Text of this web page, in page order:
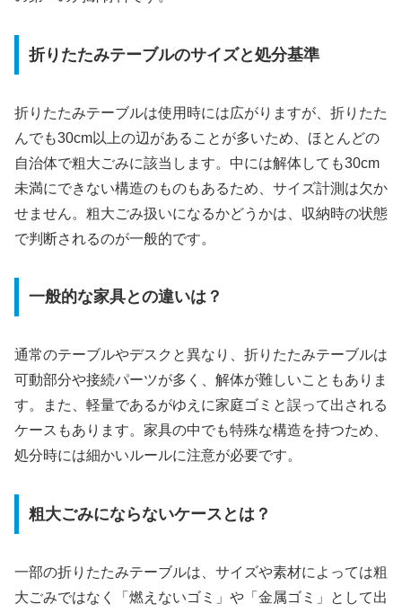
折りたたみテーブルのサイズと処分基準
折りたたみテーブルは使用時には広がりますが、折りたた
んでも30cm以上の辺があることが多いため、ほとんどの
自治体で粗大ごみに該当します。中には解体しても30cm
未満にできない構造のものもあるため、サイズ計測は欠か
せません。粗大ごみ扱いになるかどうかは、収納時の状態
で判断されるのが一般的です。
一般的な家具との違いは？
通常のテーブルやデスクと異なり、折りたたみテーブルは
可動部分や接続パーツが多く、解体が難しいこともありま
す。また、軽量であるがゆえに家庭ゴミと誤って出される
ケースもあります。家具の中でも特殊な構造を持つため、
処分時には細かいルールに注意が必要です。
粗大ごみにならないケースとは？
一部の折りたたみテーブルは、サイズや素材によっては粗
大ごみではなく「燃えないゴミ」や「金属ゴミ」として出